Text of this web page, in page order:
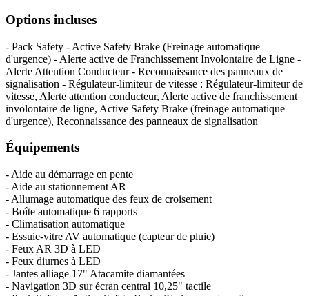
Options incluses
- Pack Safety - Active Safety Brake (Freinage automatique
d'urgence) - Alerte active de Franchissement Involontaire de Ligne -
Alerte Attention Conducteur - Reconnaissance des panneaux de
signalisation - Régulateur-limiteur de vitesse : Régulateur-limiteur de
vitesse, Alerte attention conducteur, Alerte active de franchissement
involontaire de ligne, Active Safety Brake (freinage automatique
d'urgence), Reconnaissance des panneaux de signalisation
Équipements
- Aide au démarrage en pente
- Aide au stationnement AR
- Allumage automatique des feux de croisement
- Boîte automatique 6 rapports
- Climatisation automatique
- Essuie-vitre AV automatique (capteur de pluie)
- Feux AR 3D à LED
- Feux diurnes à LED
- Jantes alliage 17" Atacamite diamantées
- Navigation 3D sur écran central 10,25" tactile